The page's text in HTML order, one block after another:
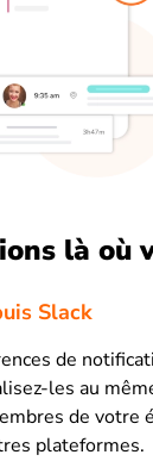
là où
Slack
de
les au
de votre
plateformes.